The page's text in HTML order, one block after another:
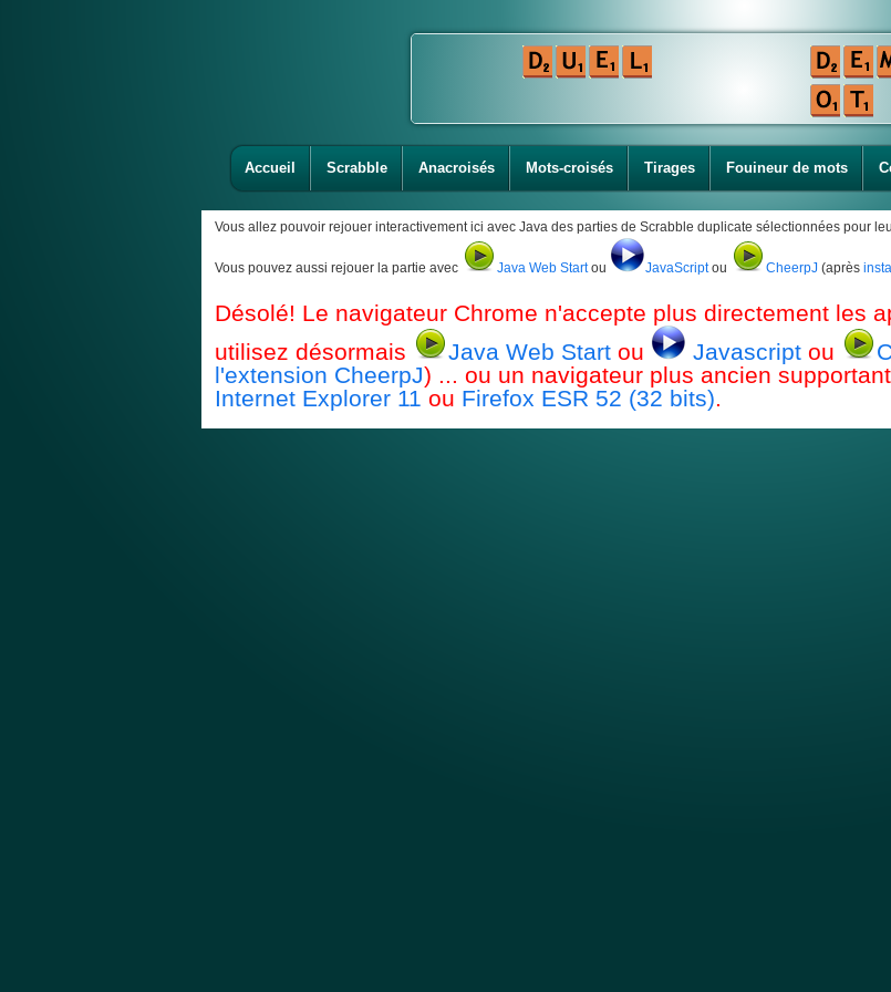
Accueil Scrabble Anacroisés Mots-croisés Tirages Fouineur de mots
Vous allez pouvoir rejouer interactivement ici avec Java des parties de Scrabble duplicate sélectionnées pour
Vous pouvez aussi rejouer la partie avec Java Web Startou JavaScriptou CheerpJ (après
Désolé! Le navigateur Chrome n'accepte plus directement les
utilisez désormais
Java Web Start ou Javascript ou
l'extension CheerpJ) ... ou un navigateur plus ancien
Internet Explorer 11 ou Firefox ESR 52 (32 bits).